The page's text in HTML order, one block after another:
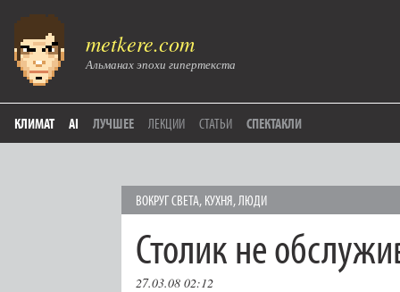
metkere.com
Альманах эпохи гипертекста
КЛИМАТ AI ЛУЧШЕЕ ЛЕКЦИИ СТАТЬИ СПЕКТАКЛИ
ВОКРУГ СВЕТА, КУХНЯ,ЛЮДИ
Столик не
27.03.08 02:12